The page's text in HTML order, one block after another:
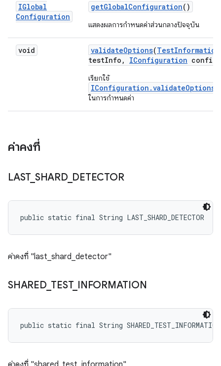
IGlobal
Configuration
getGlobalConfiguration()
แสดงผลการกำหนดค่าส่วนกลางปัจจุบัน
void validateOptions(TestInformation
testInfo , IConfiguration config)
เรียกใช้
ในการกำหนดค่า
ค่าคงที่
LAST_ SHARD_ DETECTOR
public static final String LAST_SHARD_DETECTOR
ค่าคงที่ "last_shard_detector"
SHARED_ TEST_ INFORMATION
public static final String SHARED_TEST_INFORMATION